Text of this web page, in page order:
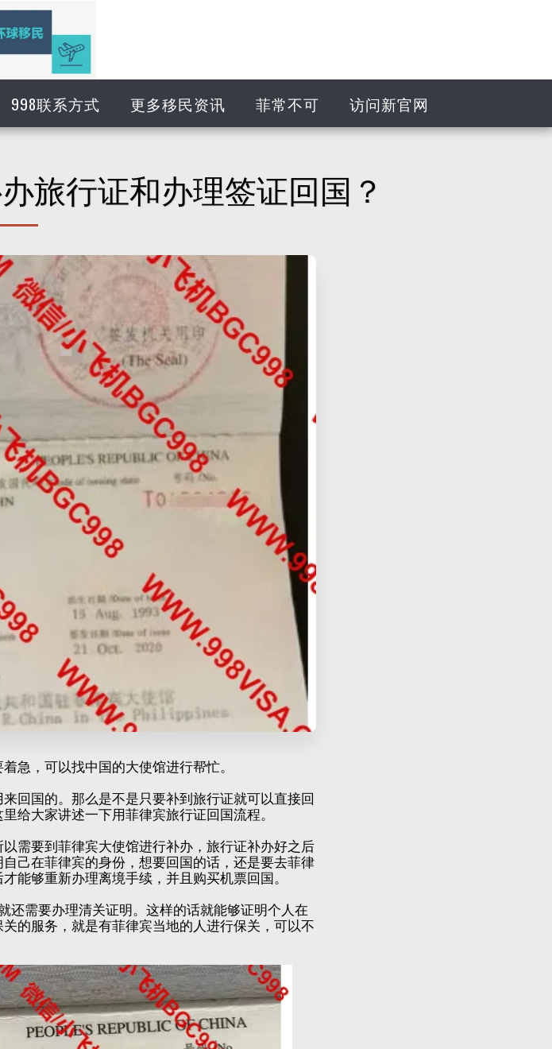
998联系方式 更多移民资讯 菲常不可 访问新官网
旅行证和办理签证回国？
急，可以找中国的大使馆进行帮忙。
回国的。那么是不是只要补到旅行证就可以直接回
给大家讲述一下用菲律宾旅行证回国流程。
需要到菲律宾大使馆进行补办，旅行证补办好之后
己在菲律宾的身份，想要回国的话，还是要去菲律
能够重新办理离境手续，并且购买机票回国。
还需要办理清关证明。这样的话就能够证明个人在
的服务，就是有菲律宾当地的人进行保关，可以不